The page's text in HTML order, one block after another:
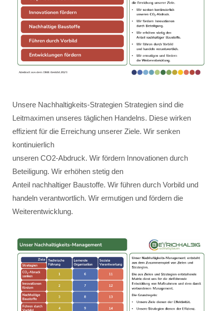
Unsere Nachhaltigkeits-Strategien Strategien sind die
Leitmaximen unseres täglichen Handelns. Diese wirken
effizient für die Erreichung unserer Ziele. Wir senken
kontinuierlich
unseren CO2-Abdruck. Wir fördern Innovationen durch
Beteiligung. Wir erhöhen stetig den
Anteil nachhaltiger Baustoffe. Wir führen durch Vorbild und
handeln verantwortlich. Wir ermutigen und fördern die
Weiterentwicklung.